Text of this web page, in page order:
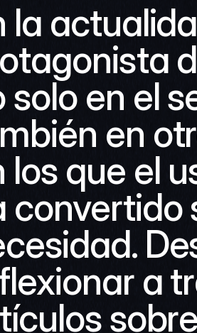
la
solo en el
en
los que el
convertido
a